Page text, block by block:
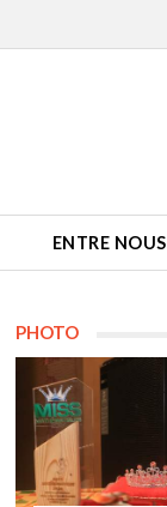
ENTRE NOUS
PHOTO